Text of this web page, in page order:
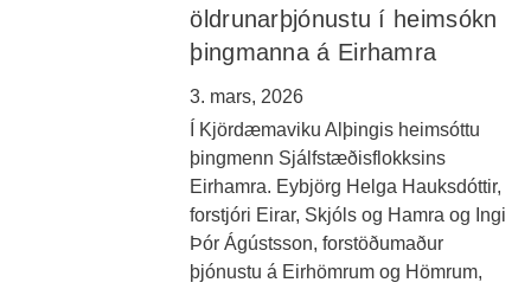
öldrunarþjónustu í heimsókn
þingmanna á Eirhamra
3. mars, 2026
Í Kjördæmaviku Alþingis heimsóttu
þingmenn Sjálfstæðisflokksins
Eirhamra. Eybjörg Helga Hauksdóttir,
forstjóri Eirar, Skjóls og Hamra og Ingi
Þór Ágústsson, forstöðumaður
þjónustu á Eirhömrum og Hömrum,